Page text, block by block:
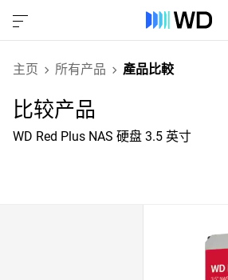
主页 所有产品 產品比較
比较产品
WD Red Plus NAS 硬盘 3.5 英寸